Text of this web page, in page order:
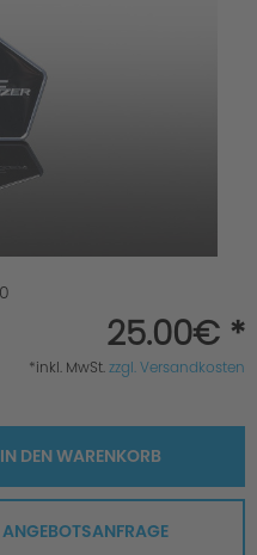
25.00€ *
*inkl. MwSt.zzgl. Versandkosten
IN DENWARENKORB